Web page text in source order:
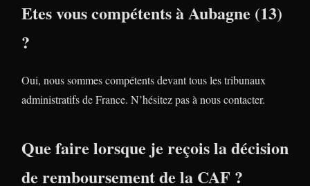
Etes vous compétents à Aubagne (13)
?
Oui, nous sommes compétents devant tous les tribunaux
administratifs de France. N’hésitez pas à nous contacter.
Que faire lorsque je reçois la décision
de remboursement de la CAF ?